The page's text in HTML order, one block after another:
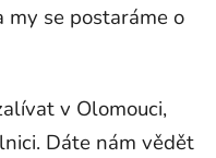
my se postaráme o
v Olomouci,
Dáte nám vědět